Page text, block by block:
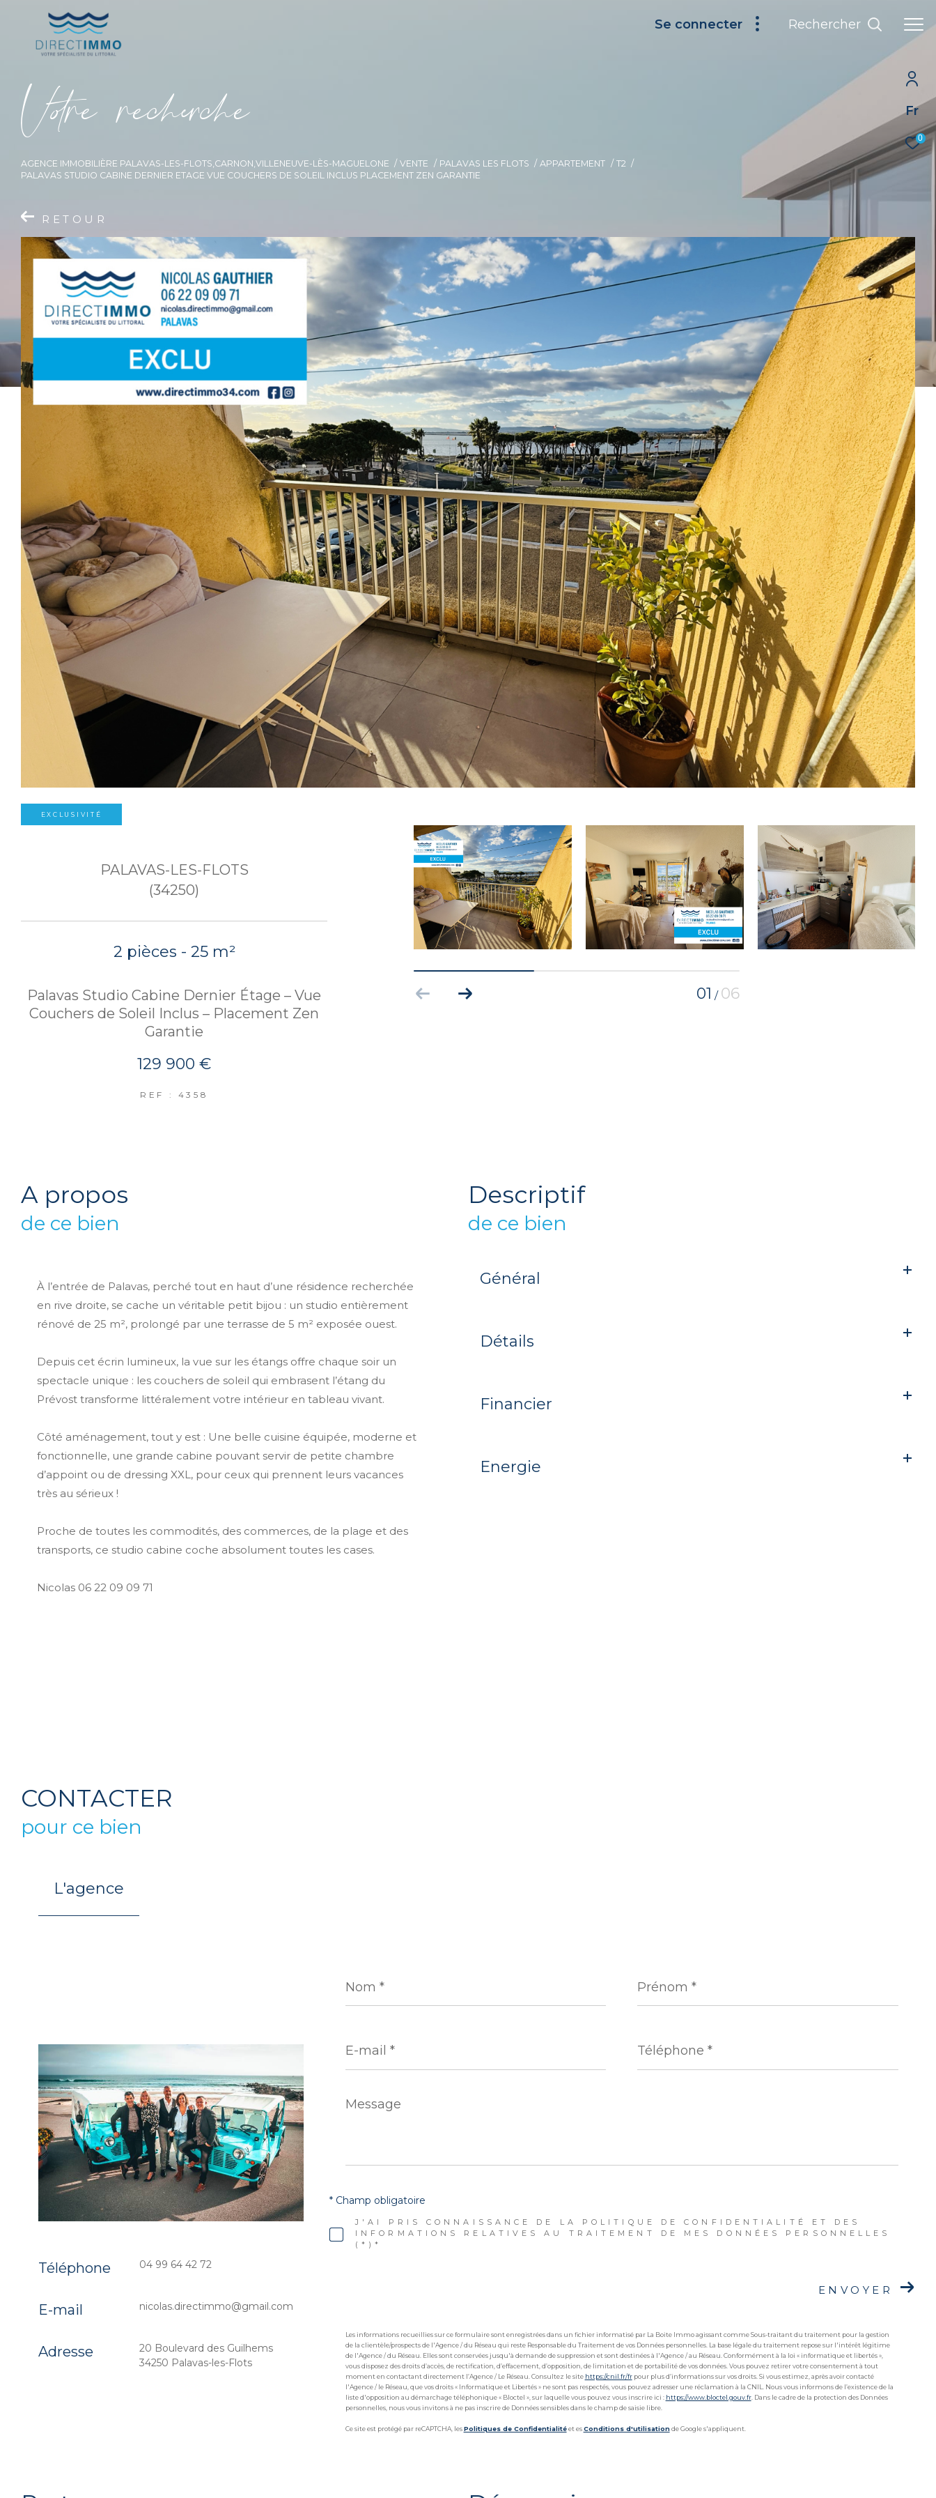
Fr
0
Se connecter Rechercher
Vore recece
AGENCE IMMOBILIÈRE PALAVAS-LES-FLOTS,CARNON,VILLENEUVE-LÈS-MAGUELONE VENTE PALAVAS LES FLOTS APPARTEMENT
T2
PALAVAS STUDIO CABINE DERNIER ETAGE VUE COUCHERS DE SOLEIL INCLUS PLACEMENT ZEN GARANTIE
RETOUR
EXCLUSIVITÉ
01 / 06
PALAVAS-LES-FLOTS
(34250)
2 pièces - 25 m²
Palavas Studio Cabine Dernier Étage – Vue
Couchers de Soleil Inclus – Placement Zen
Garantie
129 900 €
REF : 4358
a propos
de ce bien
À l’entrée de Palavas, perché tout en haut d’une résidence recherchée
en rive droite, se cache un véritable petit bijou : un studio entièrement
rénové de 25 m², prolongé par une terrasse de 5 m² exposée ouest.
Depuis cet écrin lumineux, la vue sur les étangs offre chaque soir un
spectacle unique : les couchers de soleil qui embrasent l’étang du
Prévost transforme littéralement votre intérieur en tableau vivant.
Côté aménagement, tout y est : Une belle cuisine équipée, moderne et
fonctionnelle, une grande cabine pouvant servir de petite chambre
d’appoint ou de dressing XXL, pour ceux qui prennent leurs vacances
très au sérieux !
Proche de toutes les commodités, des commerces, de la plage et des
transports, ce studio cabine coche absolument toutes les cases.
Nicolas 06 22 09 09 71
descriptif
de ce bien
Général
Détails
Financier
Energie
CONTACTER
pour ce bien
L'agence
Téléphone 04 99 64 42 72
E-mail nicolas.directimmo@gmail.com
Adresse
20 Boulevard des Guilhems
34250 Palavas-les-Flots
* *
mail
*
*
Message
*
J'AI PRIS CONNAISSANCE DE LA POLITIQUE DE CONFIDENTIALITÉ ET DES
INFORMATIONS RELATIVES AU TRAITEMENT DE MES DONNÉES PERSONNELLES
(*)*
* Champ obligatoire
ENVOYER
Les informations recueillies sur ce formulaire sont enregistrées dans un fichier informatisé par La Boite Immo agissant comme Sous-traitant du traitement pour la gestion
de la clientèle/prospects de l'Agence / du Réseau qui reste Responsable du Traitement de vos Données personnelles. La base légale du traitement repose sur l'intérêt légitime
de l'Agence / du Réseau. Elles sont conservées jusqu'à demande de suppression et sont destinées à l'Agence / au Réseau. Conformément à la loi « informatique et libertés »,
vous disposez des droits d’accès, de rectification, d’effacement, d’opposition, de limitation et de portabilité de vos données. Vous pouvez retirer votre consentement à tout
moment en contactant directement l’Agence / Le Réseau. Consultez le site https://cnil.fr/frpour plus d’informations sur vos droits. Si vous estimez, après avoir contacté
l'Agence / le Réseau, que vos droits « Informatique et Libertés » ne sont pas respectés, vous pouvez adresser une réclamation à la CNIL. Nous vous informons de l’existence de la
liste d'opposition au démarchage téléphonique « Bloctel », sur laquelle vous pouvez vous inscrire ici : https://www.bloctel.gouv.fr. Dans le cadre de la protection des Données
personnelles, nous vous invitons à ne pas inscrire de Données sensibles dans le champ de saisie libre.
Ce site est protégé par reCAPTCHA, lesPolitiques de Confidentialitéet esConditions d'utilisationde Google s'appliquent.